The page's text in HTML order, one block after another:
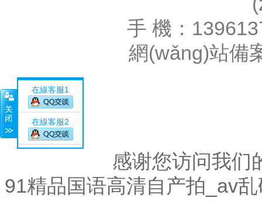
手 機：
網(wǎng)站備
在線客服1
在線客服2
感谢您访问我们
91精品国语高清自产拍_av